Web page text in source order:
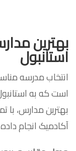
بهترین
استانبول
انتخاب مدرسه
است که به
بهترین مدارس، با
آکادمیک انجام